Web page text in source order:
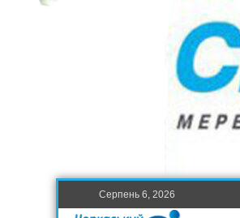
Серпень 6, 2026